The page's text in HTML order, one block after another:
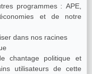
programmes : APE,
et de notre
dans nos racines
chantage politique et
utilisateurs de cette